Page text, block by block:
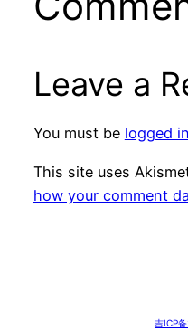
Leave a
You must be logged in
This site uses
how your comment
吉ICP